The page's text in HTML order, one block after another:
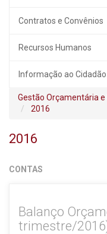
Contratos e Convênios
Recursos Humanos
Informação ao Cidadão
Gestão Orçamentária e
2016
2016
CONTAS
Balanço
trimestre/